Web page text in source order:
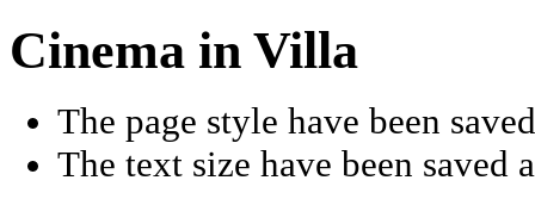
Cinema in Villa
The page style have been
The text size have been saved